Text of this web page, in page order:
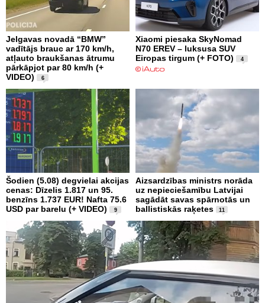
Jelgavas novadā “BMW”
vadītājs brauc ar 170 km/h,
atļauto braukšanas ātrumu
pārkāpjot par 80 km/h (+
VIDEO)
6
Xiaomi piesaka SkyNomad
N70 EREV – luksusa SUV
Eiropas tirgum (+ FOTO)
4
Šodien (5.08) degvielai akcijas
cenas: Dīzelis 1.817 un 95.
benzīns 1.737 EUR! Nafta 75.6
USD par barelu (+ VIDEO)
9
Aizsardzības ministrs norāda
uz nepieciešamību Latvijai
sagādāt savas spārnotās un
ballistiskās raķetes
11